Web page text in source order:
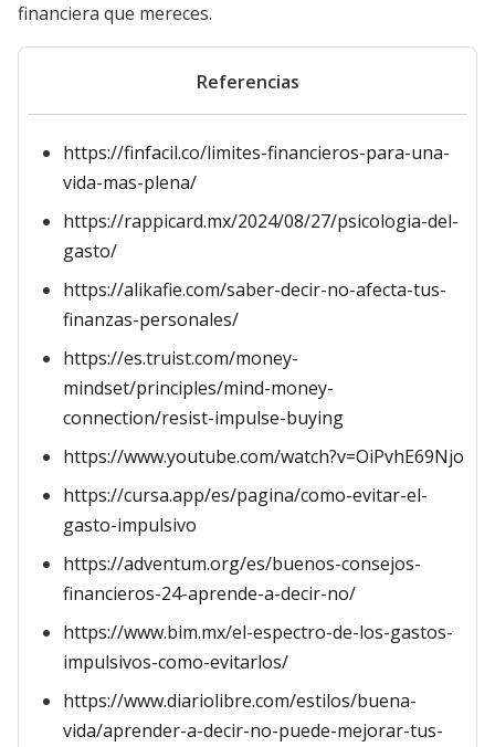
financiera que mereces.
Referencias
https://finfacil.co/limites-financieros-para-una-
vida-mas-plena/
https://rappicard.mx/2024/08/27/psicologia-del-
gasto/
https://alikafie.com/saber-decir-no-afecta-tus-
finanzas-personales/
https://es.truist.com/money-
mindset/principles/mind-money-
connection/resist-impulse-buying
https://www.youtube.com/watch?v=OiPvhE69Njo
https://cursa.app/es/pagina/como-evitar-el-
gasto-impulsivo
https://adventum.org/es/buenos-consejos-
financieros-24-aprende-a-decir-no/
https://www.bim.mx/el-espectro-de-los-gastos-
impulsivos-como-evitarlos/
https://www.diariolibre.com/estilos/buena-
vida/aprender-a-decir-no-puede-mejorar-tus-